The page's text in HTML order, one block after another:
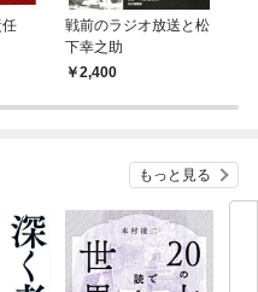
戦前のラジオ放送と松
下幸之助
2,400
もっと見る